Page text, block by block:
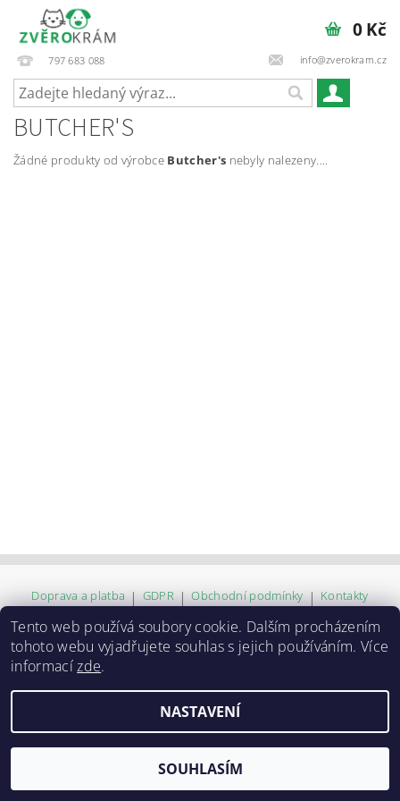
797 683 088 info@zverokram.cz
0 Kč
BUTCHER'S
Žádné produkty od výrobce Butcher's nebyly nalezeny....
Doprava a platba | GDPR | Obchodní podmínky | Kontakty
2026 © ZVĚROKRÁM , všechna práva vyhrazena
Vytvořil Shoptet
Tento web používá soubory cookie. Dalším procházením
tohoto webu vyjadřujete souhlas s jejich používáním. Více
informacízde.
NASTAVENÍ
SOUHLASÍM